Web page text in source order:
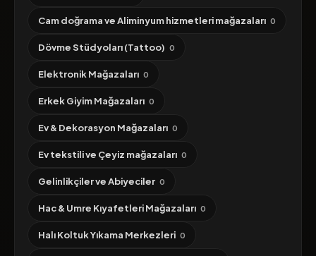
Cam doğrama ve Aliminyum hizmetleri mağazaları 0
Dövme Stüdyoları (Tattoo) 0
Elektronik Mağazaları 0
Erkek Giyim Mağazaları 0
Ev & Dekorasyon Mağazaları 0
Ev tekstili ve Çeyiz mağazaları 0
Gelinlikçiler ve Abiyeciler 0
Hac & Umre Kıyafetleri Mağazaları 0
Halı Koltuk Yıkama Merkezleri 0